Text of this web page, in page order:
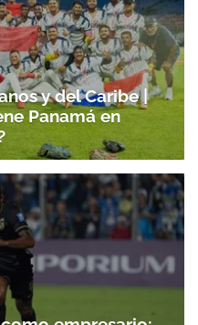
y del Caribe |
Panamá en